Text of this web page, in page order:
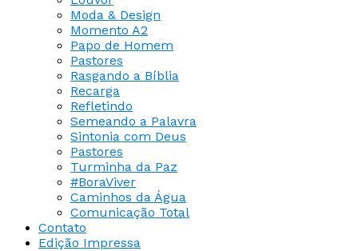
Moda & Design
Momento A2
Papo de Homem
Pastores
Rasgando a Bíblia
Recarga
Refletindo
Semeando a Palavra
Sintonia com Deus
Pastores
Turminha da Paz
#BoraViver
Caminhos da Água
Comunicação Total
Contato
Edição Impressa